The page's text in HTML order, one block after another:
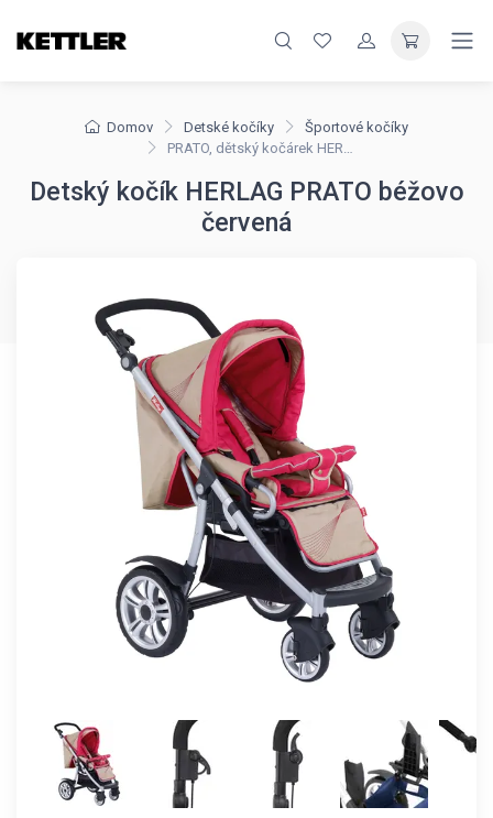
Domov Detské kočíky
Športové kočíky
PRATO, dětský kočárek HERLAG
Detský kočík HERLAG PRATO béžovo
červená